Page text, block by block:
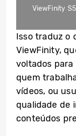
ViewFinity
Isso traduz o
ViewFinity,
voltados
quem
vídeos, ou
qualidade de
conteúdos